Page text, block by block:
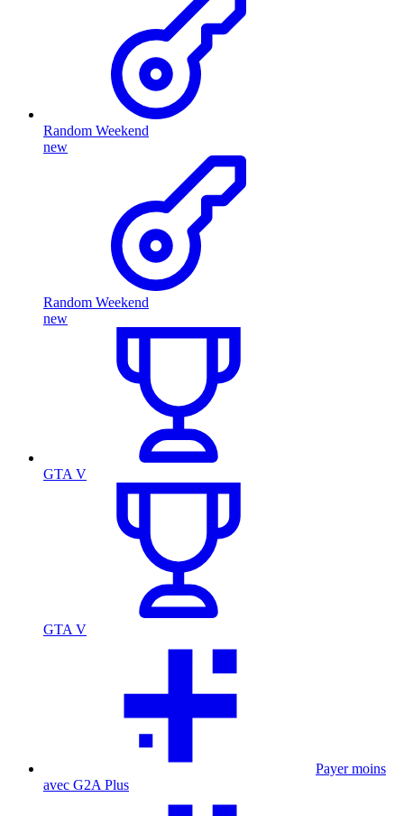
Random Weekend
new
Random Weekend
new
GTA V
GTA V
Payer moins
avec G2A Plus